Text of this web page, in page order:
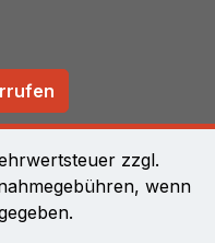
zzgl.
wenn